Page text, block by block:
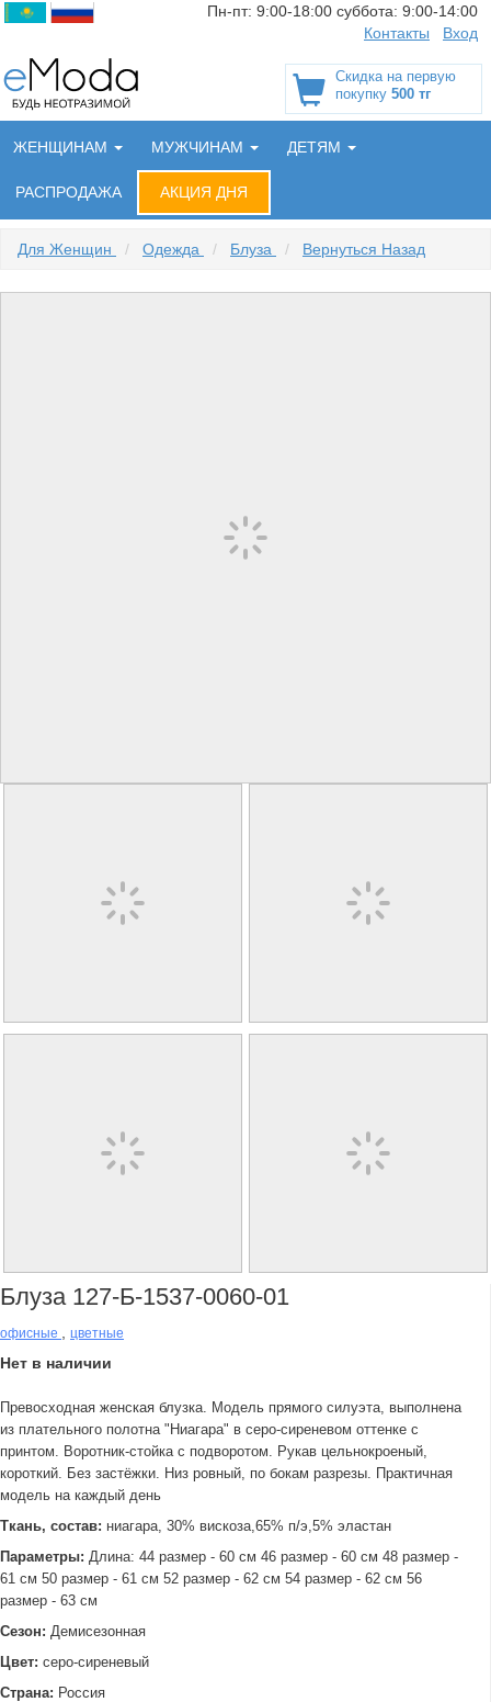
Пн-пт: 9:00-18:00 суббота: 9:00-14:00
Контакты
Вход
Скидка на первую
покупку 500 тг
ЖЕНЩИНАМ МУЖЧИНАМ ДЕТЯМ
РАСПРОДАЖА АКЦИЯ ДНЯ
Для Женщин / Одежда / Блуза / Вернуться Назад
Блуза 127-Б-1537-0060-01
офисные цветные
Нет в наличии
Превосходная женская блузка. Модель прямого силуэта, выполнена
из плательного полотна "Ниагара" в серо-сиреневом оттенке с
принтом. Воротник-стойка с подворотом. Рукав цельнокроеный,
короткий. Без застёжки. Низ ровный, по бокам разрезы. Практичная
модель на каждый день
Ткань, состав: ниагара, 30% вискоза,65% п/э,5% эластан
Параметры: Длина: 44 размер - 60 см 46 размер - 60 см 48 размер -
61 см 50 размер - 61 см 52 размер - 62 см 54 размер - 62 см 56
размер - 63 см
Сезон: Демисезонная
Цвет: серо-сиреневый
Страна: Россия